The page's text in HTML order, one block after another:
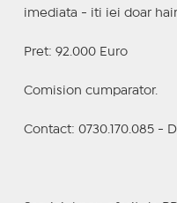
imediata - iti iei doar
Pret: 92.000 Euro
Comision cumparator.
Contact: 0730.170.085 -